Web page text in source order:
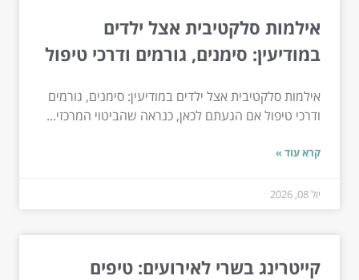
אילמות סלקטיבית אצל ילדים
במודיעין: סימנים, גורמים ודרכי טיפול
אילמות סלקטיבית אצל ילדים במודיעין: סימנים, גורמים
ודרכי טיפול אם הגעתם לכאן, כנראה שהביטוי המרכזי...
קרא עוד »
יול 08, 2026
קייטרינג בשרי לאירועים: טיפים